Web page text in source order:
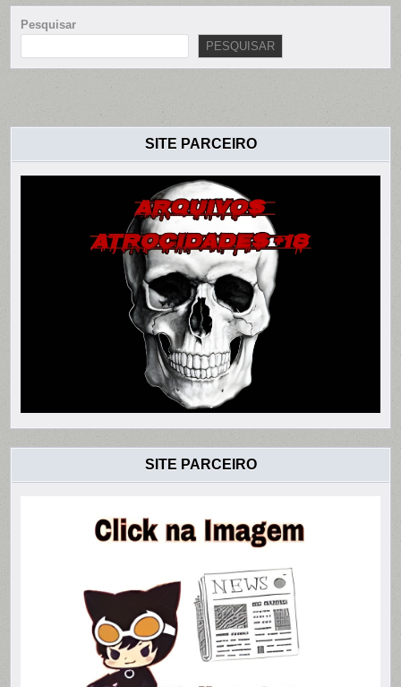
Pesquisar
PESQUISAR
SITE PARCEIRO
SITE PARCEIRO